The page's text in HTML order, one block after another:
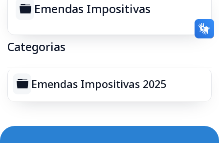
Pasta
Emendas Impositivas
Categorias
Pasta
Emendas Impositivas 2025